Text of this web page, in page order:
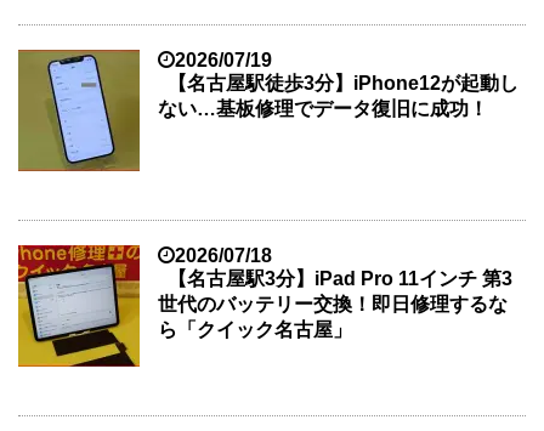
2026/07/19
【名古屋駅徒歩3分】iPhone12が起動し
ない…基板修理でデータ復旧に成功！
2026/07/18
【名古屋駅3分】iPad Pro 11インチ 第3
世代のバッテリー交換！即日修理するな
ら「クイック名古屋」